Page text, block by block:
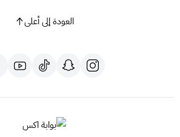
العودة إلى أعلى